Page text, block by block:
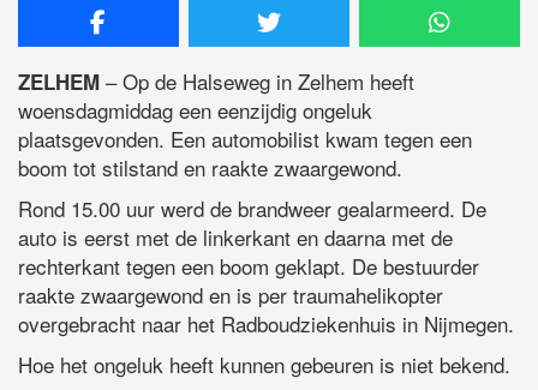
ZELHEM – Op de Halseweg in Zelhem heeft
woensdagmiddag een eenzijdig ongeluk
plaatsgevonden. Een automobilist kwam tegen een
boom tot stilstand en raakte zwaargewond.
Rond 15.00 uur werd de brandweer gealarmeerd. De
auto is eerst met de linkerkant en daarna met de
rechterkant tegen een boom geklapt. De bestuurder
raakte zwaargewond en is per traumahelikopter
overgebracht naar het Radboudziekenhuis in Nijmegen.
Hoe het ongeluk heeft kunnen gebeuren is niet bekend.